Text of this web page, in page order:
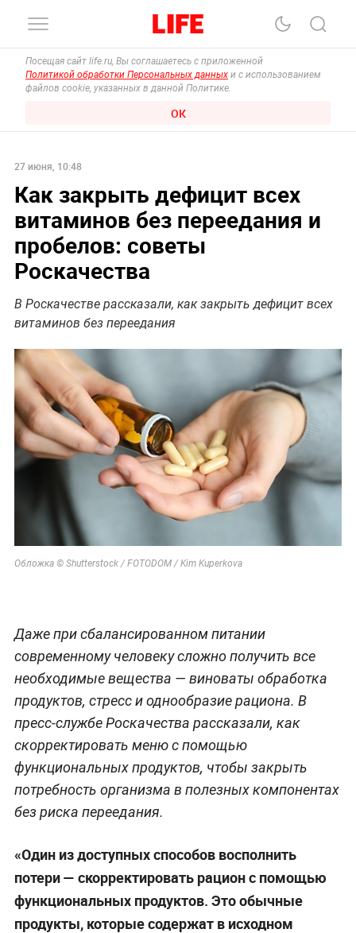
Посещая сайт life.ru, Вы соглашаетесь с приложенной
Политикой обработки Персональных данных и с использованием
файлов cookie, указанных в данной Политике.
ОК
27 июня, 10:48
Как закрыть дефицит всех
витаминов без переедания и
пробелов: советы
Роскачества
В Роскачестве рассказали, как закрыть дефицит всех
витаминов без переедания
Обложка © Shutterstock / FOTODOM / Kim Kuperkova
Даже при сбалансированном питании
современному человеку сложно получить все
необходимые вещества — виноваты обработка
продуктов, стресс и однообразие рациона. В
пресс-службе Роскачества рассказали, как
скорректировать меню с помощью
функциональных продуктов, чтобы закрыть
потребность организма в полезных компонентах
без риска переедания.
«Один из доступных способов восполнить
потери — скорректировать рацион с помощью
функциональных продуктов. Это обычные
продукты, которые содержат в исходном